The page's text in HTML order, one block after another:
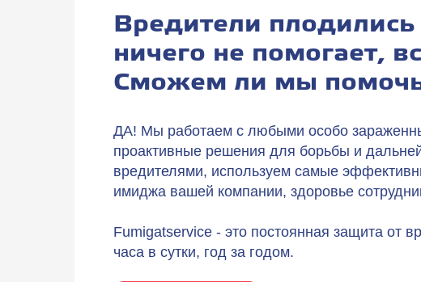
Вредители плодились
ничего не помогает,
Сможем ли мы
ДА! Мы работаем с любыми особо
проактивные решения для борьбы и
вредителями, используем самые
имиджа вашей компании, здоровье
Fumigatservice - это постоянная защита от
часа в сутки, год за годом.